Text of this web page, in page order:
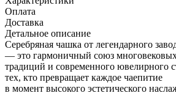
Оплата
Доставка
Детальное описание
Серебряная чашка от легендарного
— это гармоничный союз
традиций и современного ювелирного
тех, кто превращает каждое чаепитие
в момент высокого эстетического